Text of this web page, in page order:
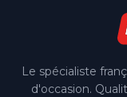
Le spécialiste
d'occasion.